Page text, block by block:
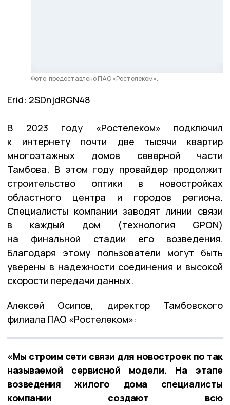
Фото: предоставлено ПАО «Ростелеком».
Erid: 2SDnjdRGN48
В 2023 году «Ростелеком» подключил
к интернету почти две тысячи квартир
многоэтажных домов северной части
Тамбова. В этом году провайдер продолжит
строительство оптики в новостройках
областного центра и городов региона.
Специалисты компании заводят линии связи
в каждый дом (технология GPON)
на финальной стадии его возведения.
Благодаря этому пользователи могут быть
уверены в надежности соединения и высокой
скорости передачи данных.
Алексей Осипов, директор Тамбовского
филиала ПАО «Ростелеком»:
«Мы строим сети связи для новостроек по так
называемой сервисной модели. На этапе
возведения жилого дома специалисты
компании создают всю